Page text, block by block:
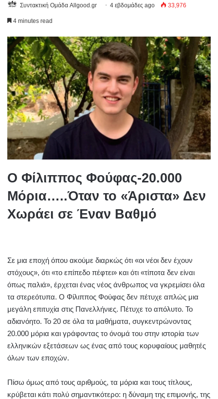
Συντακτική Ομάδα Allgood.gr 4 εβδομάδες ago 33,976
4 minutes read
Ο Φίλιππος Φούφας-20.000
Μόρια…..Όταν το «Άριστα» Δεν
Χωράει σε Έναν Βαθμό
Σε μια εποχή όπου ακούμε διαρκώς ότι «οι νέοι δεν έχουν
στόχους», ότι «το επίπεδο πέφτει» και ότι «τίποτα δεν είναι
όπως παλιά», έρχεται ένας νέος άνθρωπος να γκρεμίσει όλα
τα στερεότυπα. Ο Φίλιππος Φούφας δεν πέτυχε απλώς μια
μεγάλη επιτυχία στις Πανελλήνιες. Πέτυχε το απόλυτο. Το
αδιανόητο. Το 20 σε όλα τα μαθήματα, συγκεντρώνοντας
20.000 μόρια και γράφοντας το όνομά του στην ιστορία των
ελληνικών εξετάσεων ως ένας από τους κορυφαίους μαθητές
όλων των εποχών.
Πίσω όμως από τους αριθμούς, τα μόρια και τους τίτλους,
κρύβεται κάτι πολύ σημαντικότερο: η δύναμη της επιμονής, της